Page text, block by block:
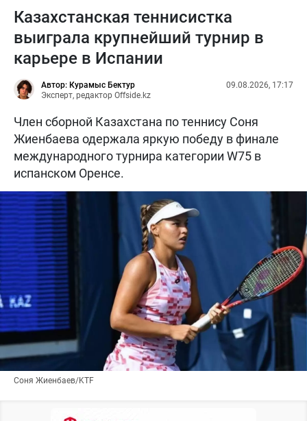
Казахстанская теннисистка
выиграла крупнейший турнир в
карьере в Испании
Автор: Курамыс Бектур
Эксперт, редактор Offside.kz
09.08.2026, 17:17
Член сборной Казахстана по теннису Соня
Жиенбаева одержала яркую победу в финале
международного турнира категории W75 в
испанском Оренсе.
Соня Жиенбаев/KTF